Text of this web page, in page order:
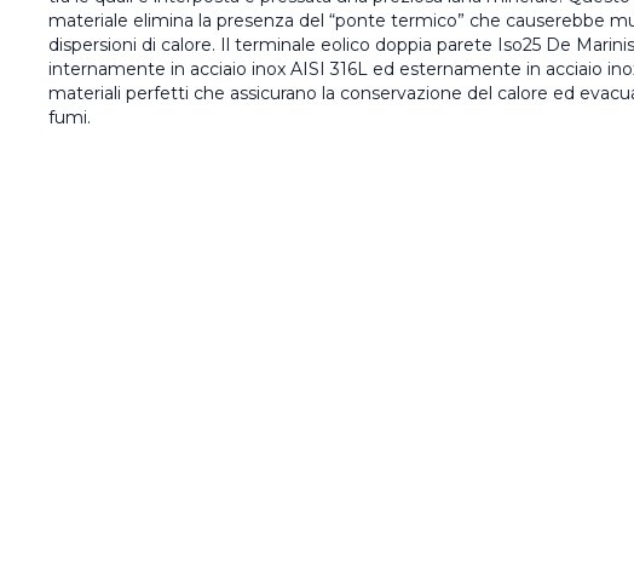
materiale elimina la presenza del “ponte termico” che causerebbe
dispersioni di calore. Il terminale eolico doppia parete Iso25 De
internamente in acciaio inox AISI 316L ed esternamente in acciaio
materiali perfetti che assicurano la conservazione del calore ed
fumi.